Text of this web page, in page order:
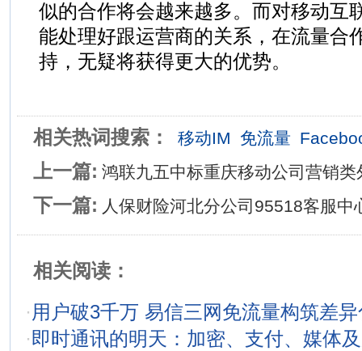
似的合作将会越来越多。而对移动互
能处理好跟运营商的关系，在流量合
持，无疑将获得更大的优势。
相关热词搜索： 移动IM 免流量
上一篇: 鸿联九五中标重庆移动公司营销类
下一篇: 人保财险河北分公司95518客服中
相关阅读：
· 用户破3千万 易信三网免流量构筑差
·即时通讯的明天：加密、支付、媒体